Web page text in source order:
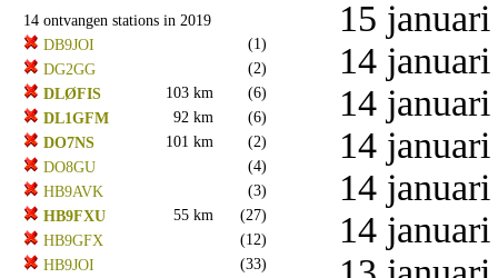
14 ontvangen stations in 2019
DB9JOI
(1)
DG2GG
(2)
DLØFIS
103 km
(6)
DL1GFM
92 km
(6)
DO7NS
101 km
(2)
DO8GU
(4)
HB9AVK
(3)
HB9FXU
55 km
(27)
HB9GFX
(12)
HB9JOI
(33)
15
14
14
14
14
14